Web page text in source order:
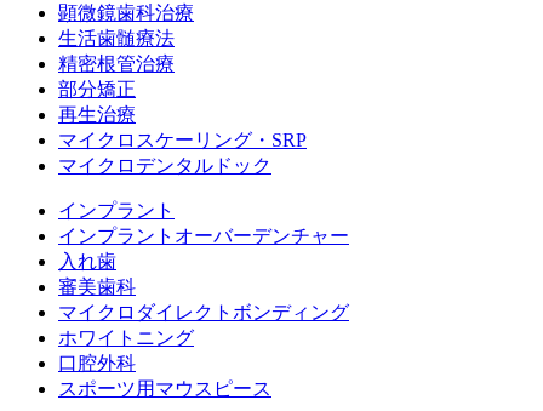
顕微鏡歯科治療
生活歯髄療法
精密根管治療
部分矯正
再生治療
マイクロスケーリング・SRP
マイクロデンタルドック
インプラント
インプラントオーバーデンチャー
入れ歯
審美歯科
マイクロダイレクトボンディング
ホワイトニング
口腔外科
スポーツ用マウスピース